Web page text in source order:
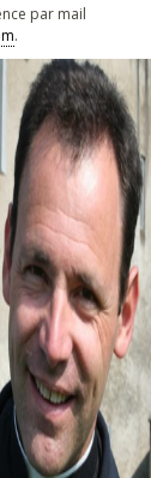
par mail
.